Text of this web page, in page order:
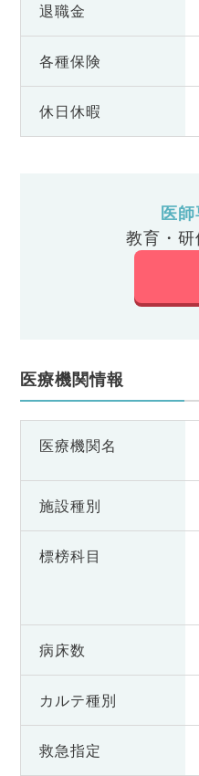
退職金
各種保険
休日休暇
医
教育・
医療機関情報
医療機関名
施設種別
標榜科目
病床数
カルテ種別
救急指定